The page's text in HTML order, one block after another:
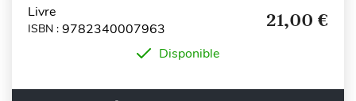
Livre
ISBN : 9782340007963 21,00 €
Disponible